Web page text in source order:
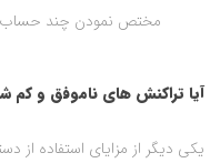
مختص نمودن چند حساب
آیا تراکنش های ناموفق و کم
یکی دیگر از مزایای استفاده